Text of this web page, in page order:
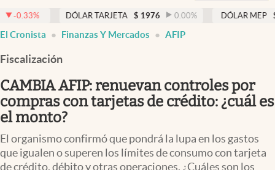
Uruguay
Economía y Política
Finanzas y Mercados
Mercados Online
Negocios
Columnistas
Apertura
DÓLAR TARJETA $ 1976 0.00% DÓLAR MEP $ 1526,03
El Cronista Finanzas Y Mercados AFIP
Fiscalización
CAMBIA AFIP: renuevan controles por
compras con tarjetas de crédito: ¿cuál es
el monto?
El organismo confirmó que pondrá la lupa en los gastos
que igualen o superen los límites de consumo con tarjeta
de crédito, débito y otras operaciones. ¿Cuáles son los